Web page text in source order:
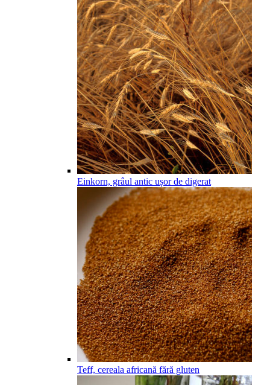
Einkorn, grâul antic ușor de digerat
Teff, cereala africană fără gluten